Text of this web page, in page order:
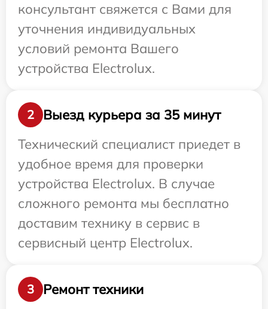
консультант свяжется с Вами для
уточнения индивидуальных
условий ремонта Вашего
устройства Electrolux.
2
Выезд курьера за 35 минут
Технический специалист приедет в
удобное время для проверки
устройства Electrolux. В случае
сложного ремонта мы бесплатно
доставим технику в сервис в
сервисный центр Electrolux.
3 Ремонт техники